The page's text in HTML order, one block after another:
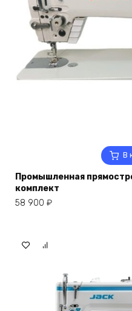
В
Промышленная
комплект
58 900 ₽